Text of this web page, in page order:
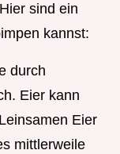
sind ein
kannst:
durch
Eier kann
Eier
mittlerweile